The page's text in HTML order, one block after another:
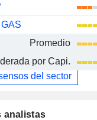
Promedio
por Capi.
del sector
analistas